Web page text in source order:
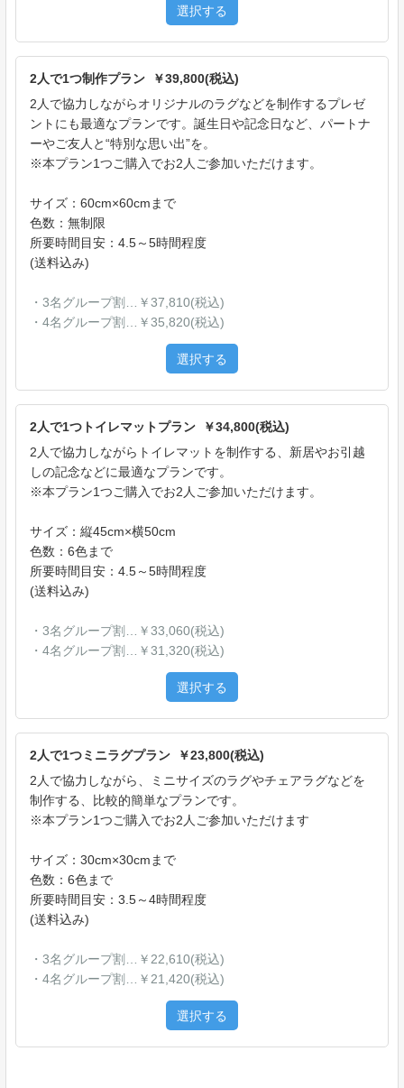
選択する
2人で1つ制作プラン ￥39,800(税込)
2人で協力しながらオリジナルのラグなどを制作するプレゼ
ントにも最適なプランです。誕生日や記念日など、パートナ
ーやご友人と“特別な思い出”を。
※本プラン1つご購入でお2人ご参加いただけます。
サイズ：60cm×60cmまで
色数：無制限
所要時間目安：4.5～5時間程度
(送料込み)
・3名グループ割…￥37,810(税込)
・4名グループ割…￥35,820(税込)
選択する
2人で1つトイレマットプラン ￥34,800(税込)
2人で協力しながらトイレマットを制作する、新居やお引越
しの記念などに最適なプランです。
※本プラン1つご購入でお2人ご参加いただけます。
サイズ：縦45cm×横50cm
色数：6色まで
所要時間目安：4.5～5時間程度
(送料込み)
・3名グループ割…￥33,060(税込)
・4名グループ割…￥31,320(税込)
選択する
2人で1つミニラグプラン ￥23,800(税込)
2人で協力しながら、ミニサイズのラグやチェアラグなどを
制作する、比較的簡単なプランです。
※本プラン1つご購入でお2人ご参加いただけます
サイズ：30cm×30cmまで
色数：6色まで
所要時間目安：3.5～4時間程度
(送料込み)
・3名グループ割…￥22,610(税込)
・4名グループ割…￥21,420(税込)
選択する